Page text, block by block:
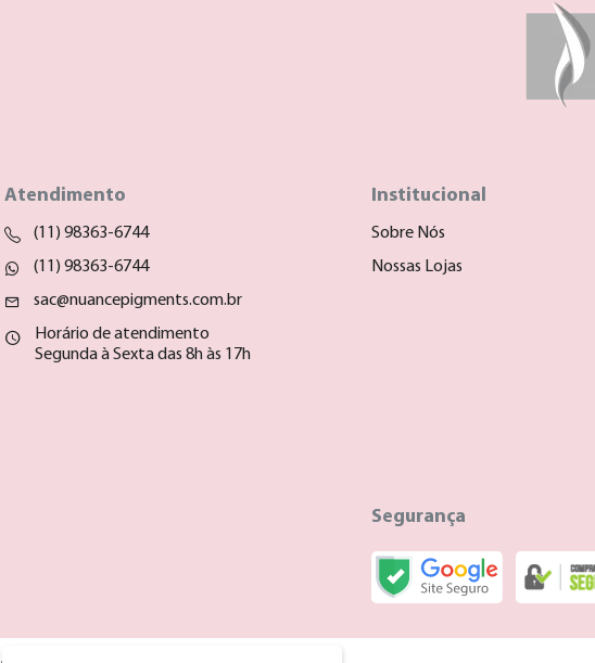
Atendimento
(11) 98363-6744
(11) 98363-6744
sac@nuancepigments.com.br
Horário de atendimento
Segunda à Sexta das 8h às 17h
Institucional
Sobre Nós
Nossas Lojas
Segurança